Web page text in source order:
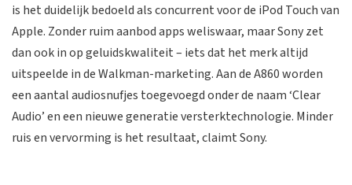
is het duidelijk bedoeld als concurrent voor de iPod Touch van
Apple. Zonder ruim aanbod apps weliswaar, maar Sony zet
dan ook in op geluidskwaliteit – iets dat het merk altijd
uitspeelde in de Walkman-marketing. Aan de A860 worden
een aantal audiosnufjes toegevoegd onder de naam ‘Clear
Audio’ en een nieuwe generatie versterktechnologie. Minder
ruis en vervorming is het resultaat, claimt Sony.